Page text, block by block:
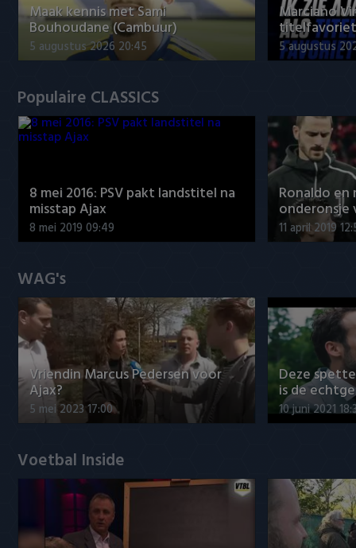
Maak kennis met Sami
Bouhoudane (Cambuur)
5 augustus 2026 20:45
Marciano
5 augustus
Populaire CLASSICS
8 mei 2016: PSV pakt landstitel na
misstap Ajax
8 mei 2019 09:49
Ronaldo
onderonsje
11 april 2019
WAG's
Vriendin Marcus Pedersen voor
Ajax?
5 mei 2023 17:00
Deze
is de
10 juni 2021
Voetbal Inside